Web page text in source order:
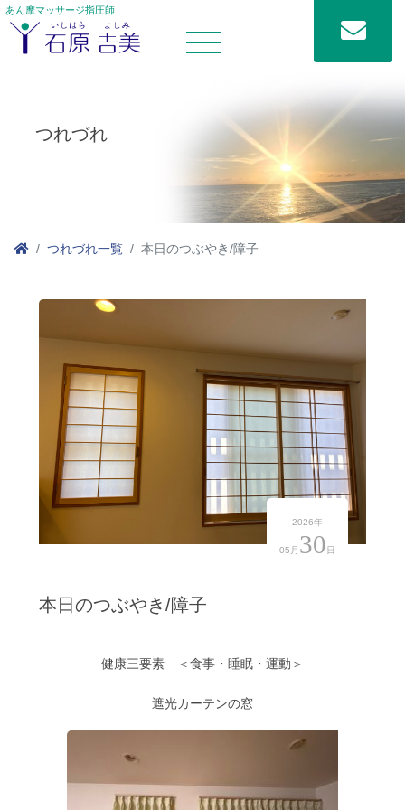
あん摩マッサージ指圧師
つれづれ
つれづれ一覧 本日のつぶやき/障子
2026年
05月 30 日
本日のつぶやき/障子
健康三要素 ＜食事・睡眠・運動＞
遮光カーテンの窓